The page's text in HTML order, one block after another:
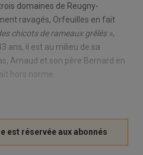
domaines de Reugny-
ravagés, Orfeuilles en fait
chicots de rameaux grêlés »,
ans, il est au milieu de sa
Arnaud et son père Bernard en
hors norme.